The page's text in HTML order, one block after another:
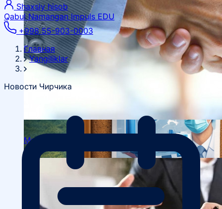
Mahalliy hamkorlik
Shaxsiy hisob
Qabul Namangan Impuls EDU
+998 55-903-0003
Главная
Yangiliklar
Новости Чирчика